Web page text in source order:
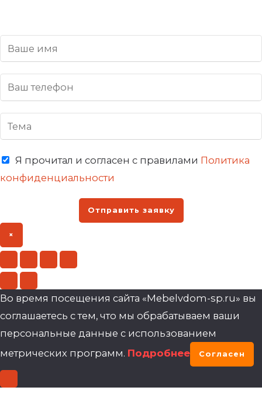
Я прочитал и согласен с правилами Политика
конфиденциальности
Отправить заявку
×
Во время посещения сайта «Mebelvdom-sp.ru» вы
соглашаетесь с тем, что мы обрабатываем ваши
персональные данные с использованием
метрических программ. Подробнее Согласен